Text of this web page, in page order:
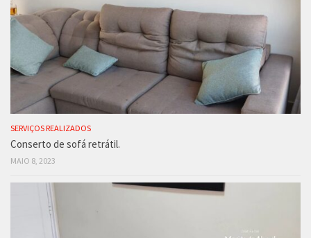
SERVIÇOS REALIZADOS
Conserto de sofá retrátil.
MAIO 8, 2023